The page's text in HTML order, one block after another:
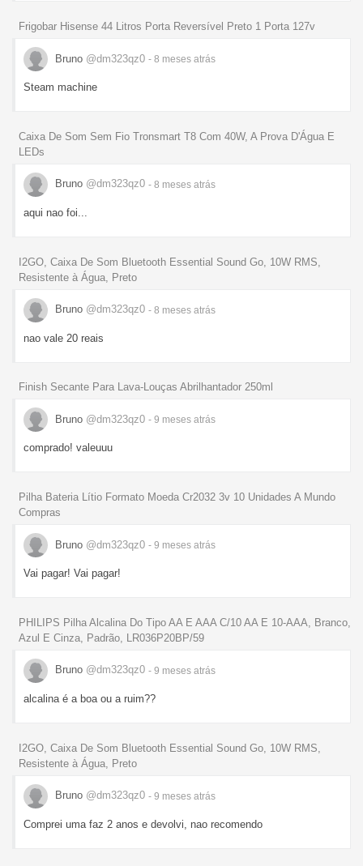
Frigobar Hisense 44 Litros Porta Reversível Preto 1 Porta 127v
Bruno @dm323qz0 - 8 meses atrás
Steam machine
Caixa De Som Sem Fio Tronsmart T8 Com 40W, A Prova D'Água E
LEDs
Bruno @dm323qz0 - 8 meses atrás
aqui nao foi...
I2GO, Caixa De Som Bluetooth Essential Sound Go, 10W RMS,
Resistente à Água, Preto
Bruno @dm323qz0 - 8 meses atrás
nao vale 20 reais
Finish Secante Para Lava-Louças Abrilhantador 250ml
Bruno @dm323qz0 - 9 meses atrás
comprado! valeuuu
Pilha Bateria Lítio Formato Moeda Cr2032 3v 10 Unidades A Mundo
Compras
Bruno @dm323qz0 - 9 meses atrás
Vai pagar! Vai pagar!
PHILIPS Pilha Alcalina Do Tipo AA E AAA C/10 AA E 10-AAA, Branco,
Azul E Cinza, Padrão, LR036P20BP/59
Bruno @dm323qz0 - 9 meses atrás
alcalina é a boa ou a ruim??
I2GO, Caixa De Som Bluetooth Essential Sound Go, 10W RMS,
Resistente à Água, Preto
Bruno @dm323qz0 - 9 meses atrás
Comprei uma faz 2 anos e devolvi, nao recomendo